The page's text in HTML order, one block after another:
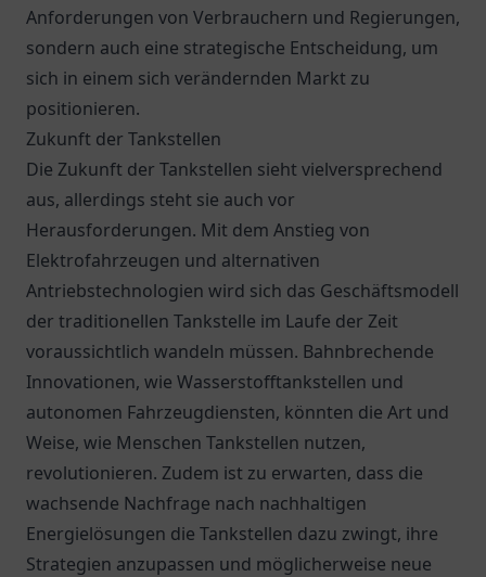
Anforderungen von Verbrauchern und Regierungen,
sondern auch eine strategische Entscheidung, um
sich in einem sich verändernden Markt zu
positionieren.
Zukunft der Tankstellen
Die Zukunft der Tankstellen sieht vielversprechend
aus, allerdings steht sie auch vor
Herausforderungen. Mit dem Anstieg von
Elektrofahrzeugen und alternativen
Antriebstechnologien wird sich das Geschäftsmodell
der traditionellen Tankstelle im Laufe der Zeit
voraussichtlich wandeln müssen. Bahnbrechende
Innovationen, wie Wasserstofftankstellen und
autonomen Fahrzeugdiensten, könnten die Art und
Weise, wie Menschen Tankstellen nutzen,
revolutionieren. Zudem ist zu erwarten, dass die
wachsende Nachfrage nach nachhaltigen
Energielösungen die Tankstellen dazu zwingt, ihre
Strategien anzupassen und möglicherweise neue